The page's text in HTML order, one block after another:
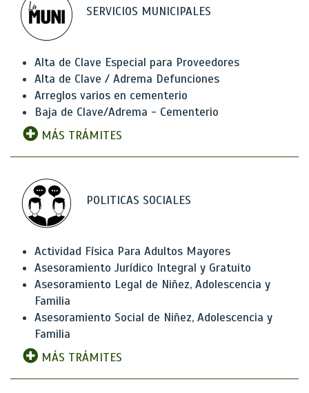
SERVICIOS MUNICIPALES
Alta de Clave Especial para Proveedores
Alta de Clave / Adrema Defunciones
Arreglos varios en cementerio
Baja de Clave/Adrema - Cementerio
MÁS TRÁMITES
POLITICAS SOCIALES
Actividad Física Para Adultos Mayores
Asesoramiento Jurídico Integral y Gratuito
Asesoramiento Legal de Niñez, Adolescencia y
Familia
Asesoramiento Social de Niñez, Adolescencia y
Familia
MÁS TRÁMITES